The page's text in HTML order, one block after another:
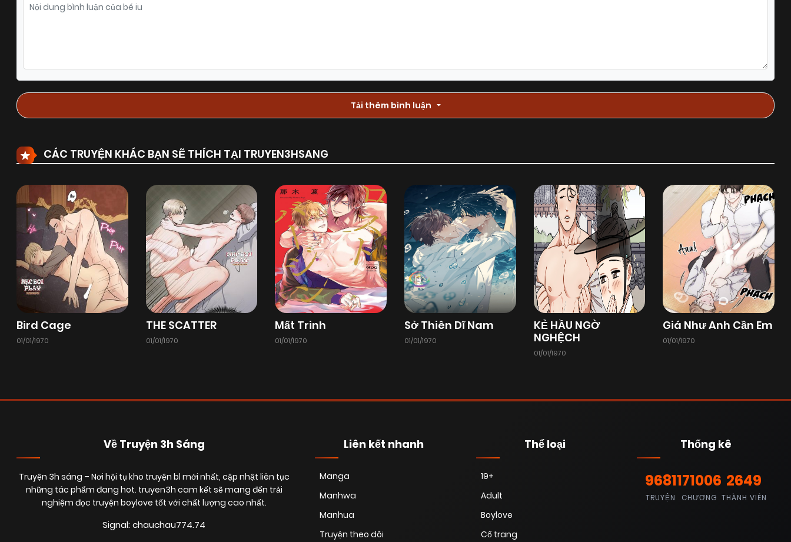
Chapter 51 Chapter 50
Chapter 49 13/01/2026
Chapter 47.2(VIP) 13/01/2026 Chapter 47.1 (VIP) 13/01/2026
Chapter 46(VIP) 13/01/2026 Chapter 45 (VIP) 13/01/2026
Chapter 44 (VIP) 13/01/2026 Chapter 43 (VIP) 13/01/2026
Chapter 42(VIP) 13/01/2026 Chapter 41(VIP) 13/01/2026
Chapter 38(VIP) 13/01/2026 Chapter 37(VIP) 13/01/2026
13/01/2026 Chapter 35
Chapter 34(VIP) 13/01/2026 13/01/2026
13/01/2026 13/01/2026
Tải thêm bình luận
CÁC TRUYỆN KHÁC BẠN SẼ THÍCH TẠI TRUYEN3HSANG
Bird Cage
01/01/1970
THE SCATTER
01/01/1970
Mất Trinh
01/01/1970
Sở Thiên Dĩ Nam
01/01/1970
KẺ HẦU NGỜ
NGHỆCH
01/01/1970
Giá Như Anh Cần Em
01/01/1970
Về Truyện 3h Sáng
Truyện 3h sáng – Nơi hội tụ kho truyện bl mới nhất, cập nhật liên tục
những tác phẩm đang hot. truyen3h cam kết sẽ mang đến trải
nghiệm đọc truyện boylove tốt với chất lượng cao nhất.
Signal: chauchau774.74
Liên kết nhanh
Manga
Manhwa
Manhua
Truyện theo dõi
Thể loại
19+
Adult
Boylove
Cổ trang
Thống kê
9681
TRUYỆN
171006
CHƯƠNG
2649
THÀNH VIÊN